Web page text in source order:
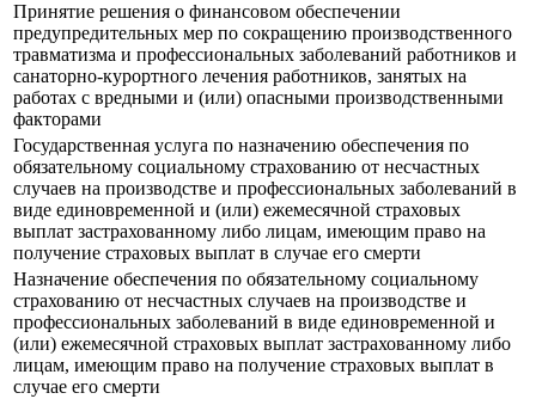
Принятие решения о финансовом обеспечении
предупредительных мер по сокращению производственного
травматизма и профессиональных заболеваний работников и
санаторно-курортного лечения работников, занятых на
работах с вредными и (или) опасными производственными
факторами
Государственная услуга по назначению обеспечения по
обязательному социальному страхованию от несчастных
случаев на производстве и профессиональных заболеваний в
виде единовременной и (или) ежемесячной страховых
выплат застрахованному либо лицам, имеющим право на
получение страховых выплат в случае его смерти
Назначение обеспечения по обязательному социальному
страхованию от несчастных случаев на производстве и
профессиональных заболеваний в виде единовременной и
(или) ежемесячной страховых выплат застрахованному либо
лицам, имеющим право на получение страховых выплат в
случае его смерти